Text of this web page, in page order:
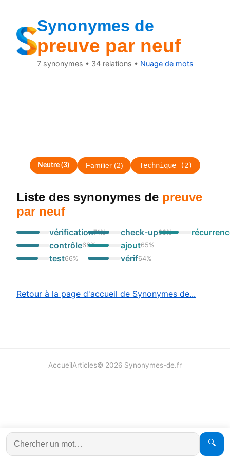
Synonymes de
preuve par neuf
7synonymes • 34relations • Nuage de mots
Neutre (3) Familier(2) Technique(2)
Liste des synonymes de preuve
par neuf
vérification71%
contrôle68%
test66%
check-up66%
ajout65%
vérif64%
Retour à la page d'accueil de Synonymes de...
🔍
AccueilArticles© 2026 Synonymes-de.fr